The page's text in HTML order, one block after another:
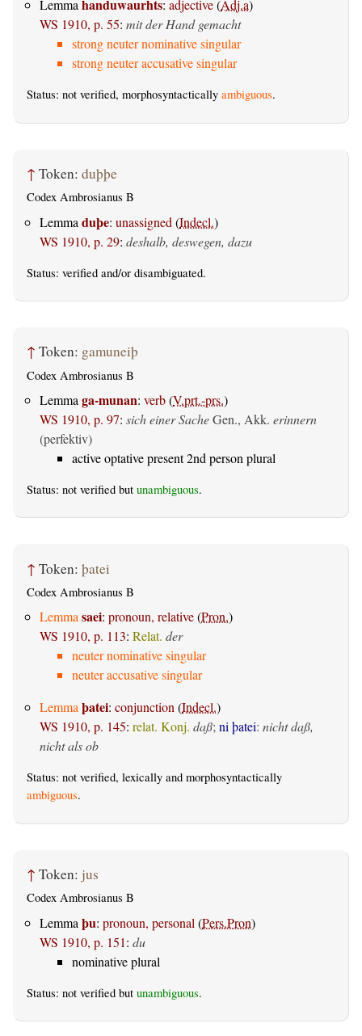
Lemmahanduwaurhts: adjective(Adj.a)
WS 1910, p. 55: mit der Hand gemacht
strong neuter nominative singular
strong neuter accusative singular
Status: not verified, morphosyntactically ambiguous.
↑ Token: duþþe
Codex Ambrosianus B
Lemma duþe: unassigned (Indecl.)
WS 1910, p. 29: deshalb, deswegen, dazu
Status: verified and/or disambiguated.
↑ Token: gamuneiþ
Codex Ambrosianus B
Lemma ga-munan: verb(V.prt.-prs.)
WS 1910, p. 97: sich einer SacheGen., Akk. erinnern
(perfektiv)
active optative present 2nd person plural
Status: not verified but unambiguous.
↑ Token: þatei
Codex Ambrosianus B
Lemmasaei: pronoun, relative(Pron.)
WS 1910, p. 113: Relat. der
neuter nominative singular
neuter accusative singular
Lemmaþatei: conjunction(Indecl.)
WS 1910, p. 145: relat. Konj. daß;ni þatei: nicht daß,
nicht als ob
Status: not verified, lexically and morphosyntactically
ambiguous.
↑ Token: jus
Codex Ambrosianus B
Lemma þu: pronoun, personal (Pers.Pron)
WS 1910, p. 151: du
nominative plural
Status: not verified but unambiguous.